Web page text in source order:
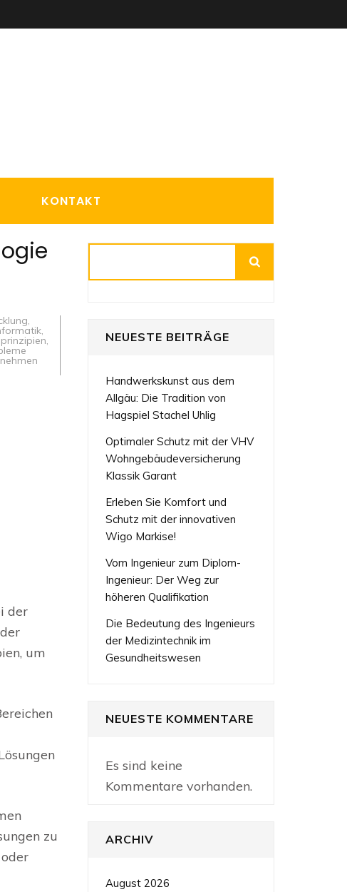
KONTAKT
,
,
,
der
um
zu
NEUESTE BEITRÄGE
Handwerkskunst aus dem
Allgäu: Die Tradition von
Hagspiel Stachel Uhlig
Optimaler Schutz mit der VHV
Wohngebäudeversicherung
Klassik Garant
Erleben Sie Komfort und
Schutz mit der innovativen
Wigo Markise!
Vom Ingenieur zum Diplom-
Ingenieur: Der Weg zur
höheren Qualifikation
Die Bedeutung des Ingenieurs
der Medizintechnik im
Gesundheitswesen
NEUESTE KOMMENTARE
Es sind keine
Kommentare vorhanden.
ARCHIV
August 2026